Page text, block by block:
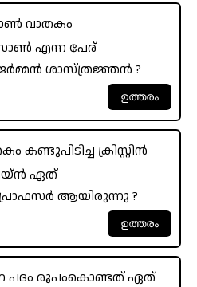
വാതകം
എന്ന പേര്
ശാസ്ത്രജ്ഞൻ ?
ക്രിസ്റ്റിൻ
ഏത്
ആയിരുന്നു ?
രൂപംകൊണ്ടത് ഏത്